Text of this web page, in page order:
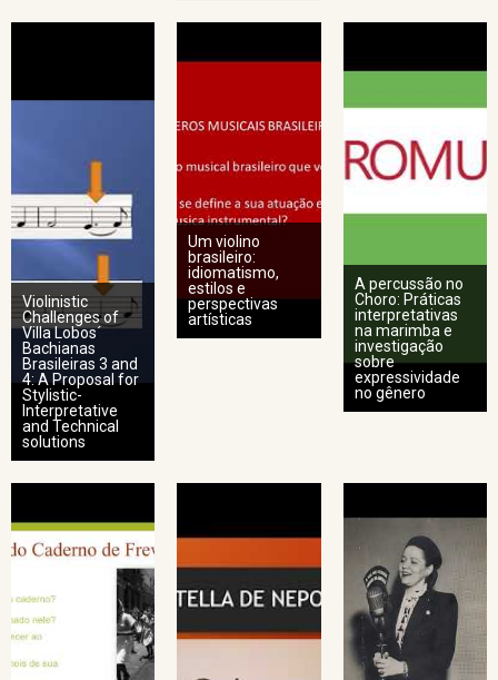
Violinistic
Challenges of
Villa Lobos´
Bachianas
Brasileiras 3 and
4: A Proposal for
Stylistic-
Interpretative
and Technical
solutions
Um violino
brasileiro:
idiomatismo,
estilos e
perspectivas
artísticas
A percussão no
Choro: Práticas
interpretativas
na marimba e
investigação
sobre
expressividade
no gênero